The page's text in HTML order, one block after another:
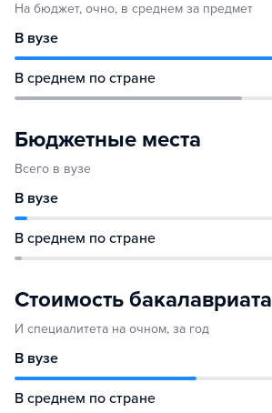
На бюджет, очно, в среднем за предмет
В вузе
В среднем по стране
Бюджетные места
Всего в вузе
В вузе
В среднем по стране
Стоимость бакалавриата
И специалитета на очном, за год
В вузе
В среднем по стране